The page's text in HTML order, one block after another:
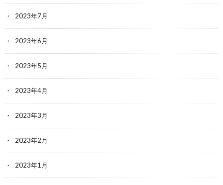
2023年7月
2023年6月
2023年5月
2023年4月
2023年3月
2023年2月
2023年1月